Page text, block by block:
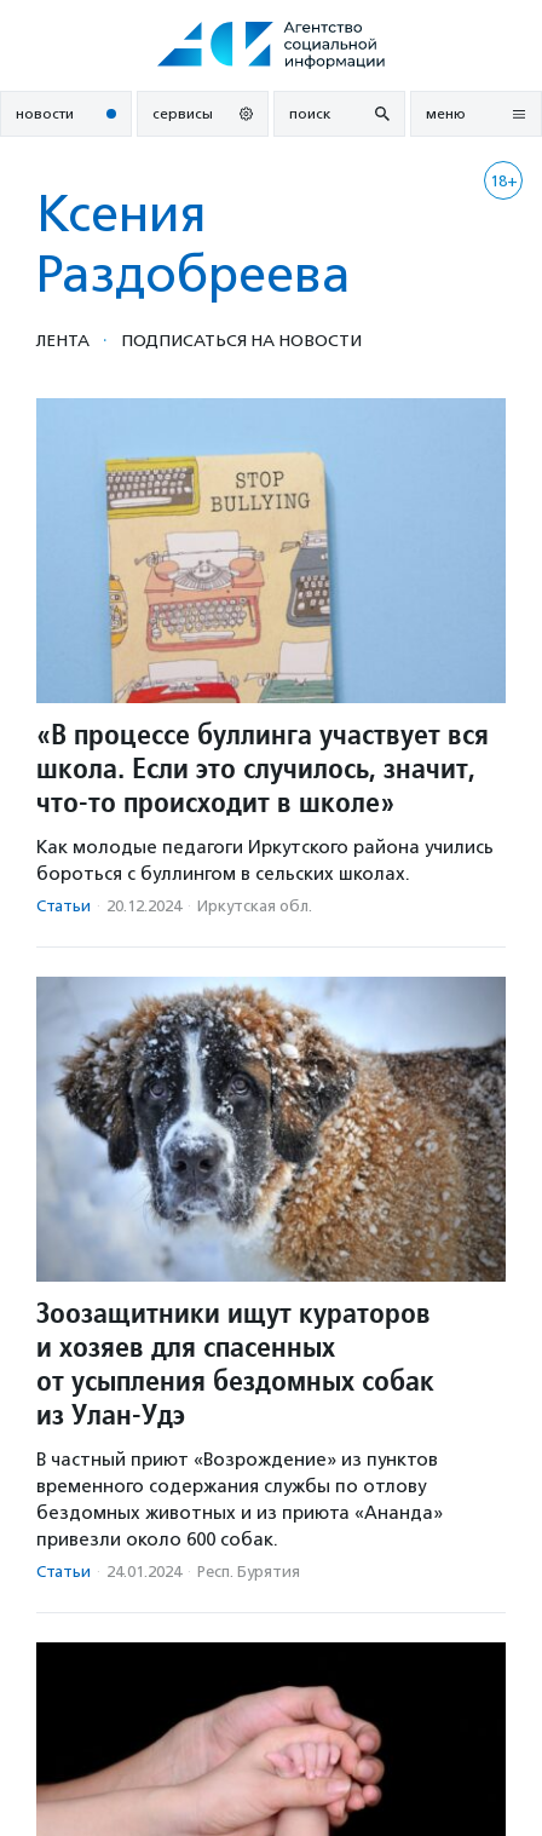
новости сервисы поиск меню
18+
Ксения
Раздобреева
ЛЕНТА · ПОДПИСАТЬСЯ НА НОВОСТИ
«В процессе буллинга участвует вся
школа. Если это случилось, значит,
что-то происходит в школе»
Как молодые педагоги Иркутского района учились
бороться с буллингом в сельских школах.
Статьи · 20.12.2024 · Иркутская обл.
Зоозащитники ищут кураторов
и хозяев для спасенных
от усыпления бездомных собак
из Улан-Удэ
В частный приют «Возрождение» из пунктов
временного содержания службы по отлову
бездомных животных и из приюта «Ананда»
привезли около 600 собак.
Статьи · 24.01.2024 · Респ. Бурятия